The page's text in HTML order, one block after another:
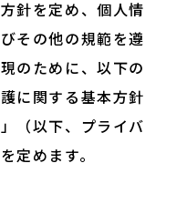
針を定め、個人情
その他の規範を遵
のために、以下の
に関する基本方針
（以下、プライバ
定めます。